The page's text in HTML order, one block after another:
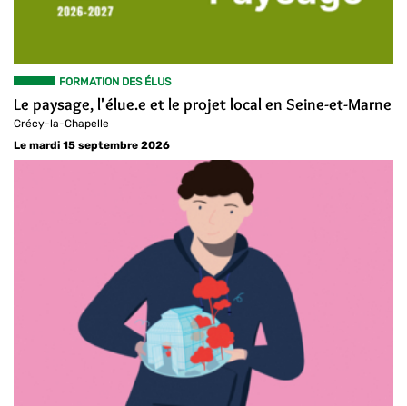
FORMATION DES ÉLUS
Le paysage, l'élue.e et le projet local en Seine-et-Marne
Crécy-la-Chapelle
Le mardi 15 septembre 2026